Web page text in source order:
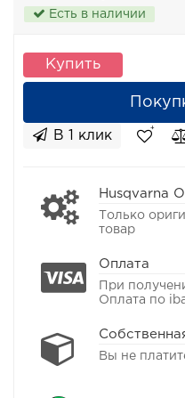
Есть в наличии
Купить
В 1 клик
Husqvarna
Только
товар
Оплата
При
Оплата по
Вы не